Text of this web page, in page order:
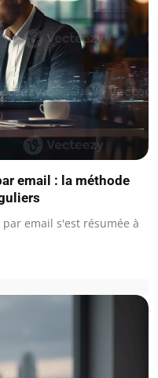
email : la méthode
email s'est résumée à